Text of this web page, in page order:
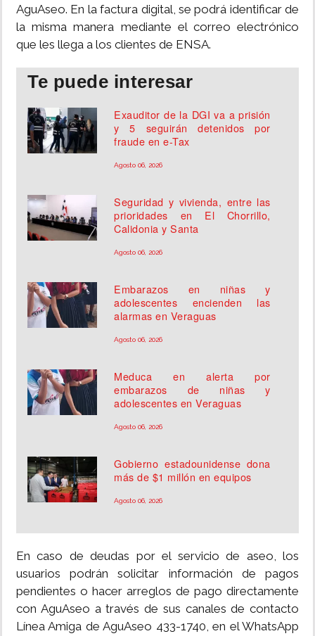
AguAseo. En la factura digital, se podrá identificar de
la misma manera mediante el correo electrónico
que les llega a los clientes de ENSA.
Te puede interesar
Exauditor de la DGI va a prisión
y 5 seguirán detenidos por
fraude en e-Tax
Agosto 06, 2026
Seguridad y vivienda, entre las
prioridades en El Chorrillo,
Calidonia y Santa
Agosto 06, 2026
Embarazos en niñas y
adolescentes encienden las
alarmas en Veraguas
Agosto 06, 2026
Meduca en alerta por
embarazos de niñas y
adolescentes en Veraguas
Agosto 06, 2026
Gobierno estadounidense dona
más de $1 millón en equipos
Agosto 06, 2026
En caso de deudas por el servicio de aseo, los
usuarios podrán solicitar información de pagos
pendientes o hacer arreglos de pago directamente
con AguAseo a través de sus canales de contacto
Línea Amiga de AguAseo 433-1740, en el WhatsApp